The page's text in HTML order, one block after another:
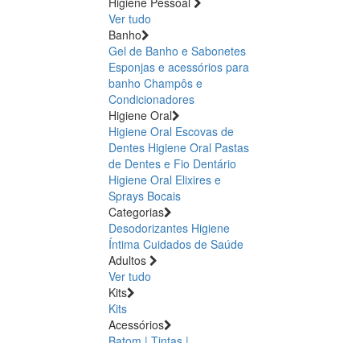
Ver tudo
Banho
Gel de Banho e Sabonetes
Esponjas e acessórios para
banho Champôs e
Condicionadores
Higiene Oral
Higiene Oral Escovas de
Dentes Higiene Oral Pastas
de Dentes e Fio Dentário
Higiene Oral Elixires e
Sprays Bocais
Categorias
Desodorizantes Higiene
Íntima Cuidados de Saúde
Adultos
Ver tudo
Kits
Kits
Acessórios